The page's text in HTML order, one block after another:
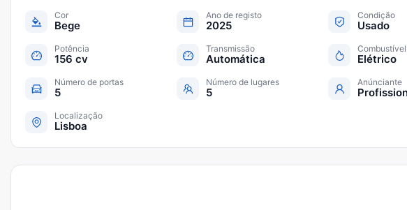
Cor
Bege
Ano de registo
2025
Condição
Usado
Potência
156 cv
Transmissão
Automática
Combustível
Elétrico
Número de portas
5
Número de lugares
5
Anúnciante
Localização
Lisboa